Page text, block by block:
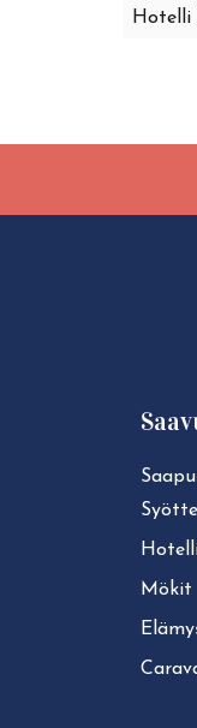
Hotelli
Mökit